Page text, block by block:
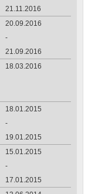
21.11.2016
20.09.2016
-
21.09.2016
18.03.2016
18.01.2015
-
19.01.2015
15.01.2015
-
17.01.2015